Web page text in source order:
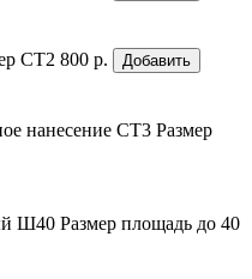
СТ2 800 р. Добавить
нанесение СТ3 Размер
Ш40 Размер площадь до 40